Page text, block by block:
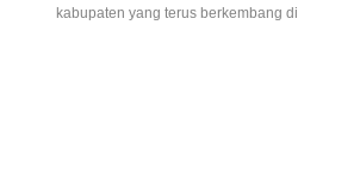
kabupaten yang terus berkembang di